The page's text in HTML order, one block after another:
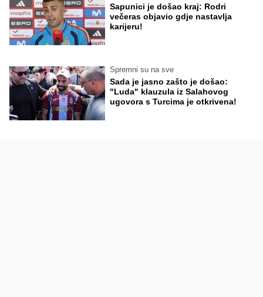
Sapunici je došao kraj: Rodri
večeras objavio gdje nastavlja
karijeru!
Spremni su na sve
Sada je jasno zašto je došao:
"Luda" klauzula iz Salahovog
ugovora s Turcima je otkrivena!